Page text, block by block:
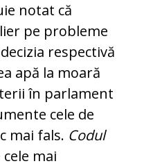
notat că
pe probleme
res­pec­tivă
apă la moa­ră
în par­la­ment
cele de
mai fals. Codul
mai